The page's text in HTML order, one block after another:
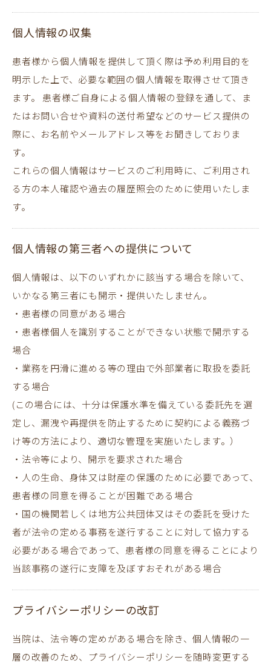
個人情報の収集
患者様から個人情報を提供して頂く際は予め利用目的を
明示した上で、必要な範囲の個人情報を取得させて頂き
ます。 患者様ご自身による個人情報の登録を通して、ま
たはお問い合せや資料の送付希望などのサービス提供の
際に、お名前やメールアドレス等をお聞きしておりま
す。
これらの個人情報はサービスのご利用時に、ご利用され
る方の本人確認や過去の履歴照会のために使用いたしま
す。
個人情報の第三者への提供について
個人情報は、以下のいずれかに該当する場合を除いて、
いかなる第三者にも開示・提供いたしません。
・患者様の同意がある場合
・患者様個人を識別することができない状態で開示する
場合
・業務を円滑に進める等の理由で外部業者に取扱を委託
する場合
(この場合には、十分は保護水準を備えている委託先を選
定し、漏洩や再提供を防止するために契約による義務づ
け等の方法により、適切な管理を実施いたします。）
・法令等により、開示を要求された場合
・人の生命、身体又は財産の保護のために必要であって、
患者様の同意を得ることが困難である場合
・国の機関若しくは地方公共団体又はその委託を受けた
者が法令の定める事務を遂行することに対して協力する
必要がある場合であって、患者様の同意を得ることにより
当該事務の遂行に支障を及ぼすおそれがある場合
プライバシーポリシーの改訂
当院は、法令等の定めがある場合を除き、個人情報の一
層の改善のため、プライバシーポリシーを随時変更する